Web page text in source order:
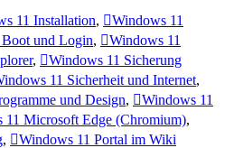
11 Installation,
Windows 11
und Login,
Windows 11
,
Windows 11 Sicherung
11 Sicherheit und Internet,
und Design,
Windows 11
11 Microsoft Edge (Chromium),
,
Windows 11 Portal im Wiki